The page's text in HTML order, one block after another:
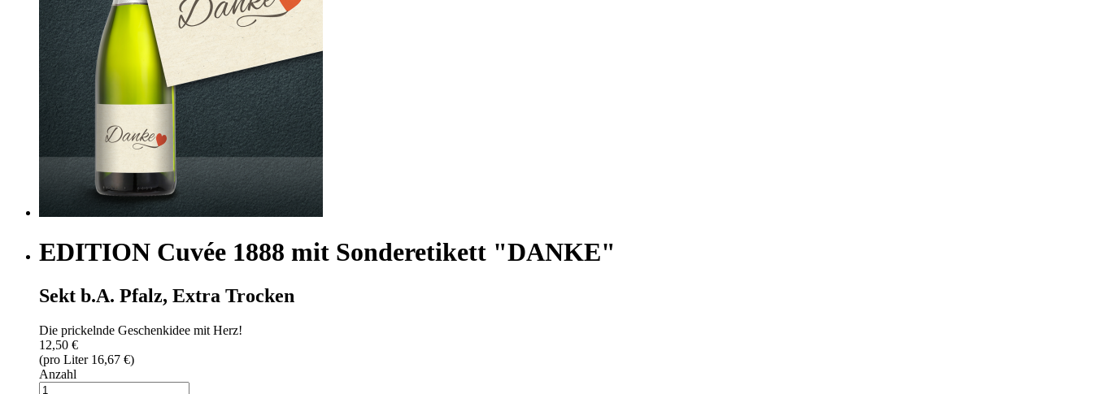
EDITION Cuvée 1888 mit Sonderetikett "DANKE"
Sekt b.A. Pfalz, Extra Trocken
Die prickelnde Geschenkidee mit Herz!
12,50 €
(pro Liter 16,67 €)
Anzahl